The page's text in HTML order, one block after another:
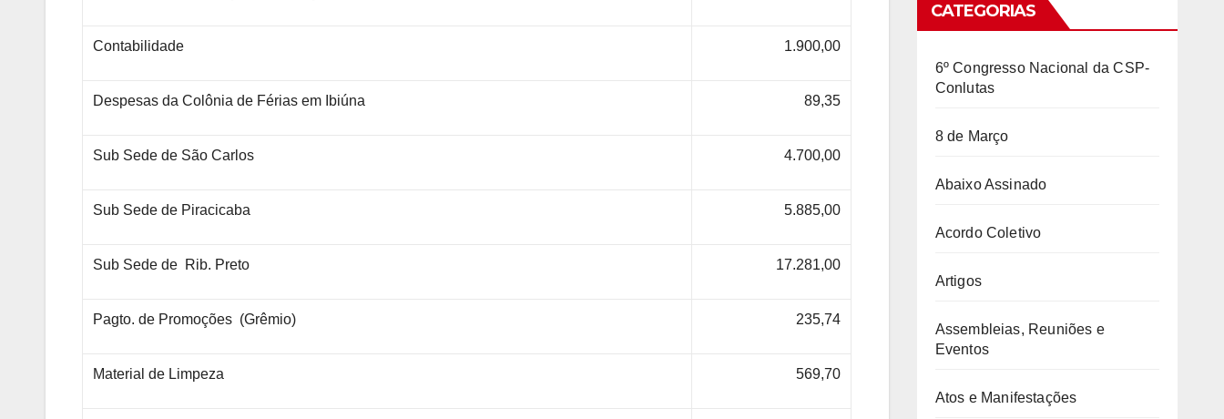
Contabilidade 1.900,00
Despesas da Colônia de Férias em Ibiúna 89,35
Sub Sede de São Carlos 4.700,00
Sub Sede de Piracicaba 5.885,00
Sub Sede de Rib. Preto 17.281,00
Pagto. de Promoções (Grêmio) 235,74
Material de Limpeza 569,70
CATEGORIAS
6º Congresso Nacional da CSP-
Conlutas
8 de Março
Abaixo Assinado
Acordo Coletivo
Artigos
Assembleias, Reuniões e
Eventos
Atos e Manifestações